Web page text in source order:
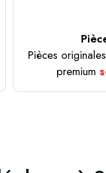
Pièces
premium